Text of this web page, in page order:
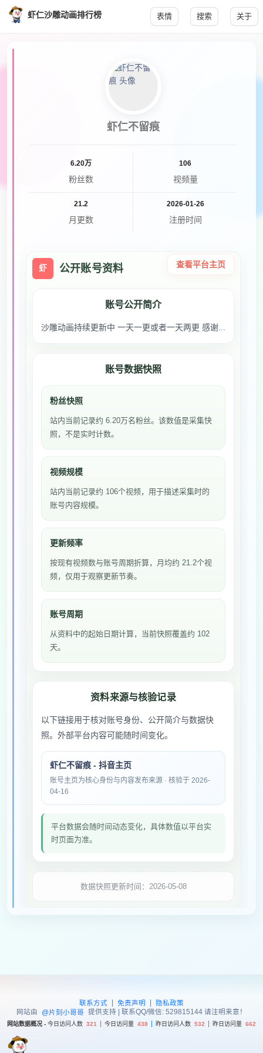
虾仁沙雕动画排行榜 表情 搜索 关于
虾仁不留痕
6.20万
粉丝数
106
视频量
21.2
月更数
2026-01-26
注册时间
虾 公开账号资料 查看平台主页
账号公开简介
沙雕动画持续更新中 一天一更或者一天两更 感谢...
账号数据快照
粉丝快照
站内当前记录约 6.20万名粉丝。该数值是采集快
照，不是实时计数。
视频规模
站内当前记录约 106个视频，用于描述采集时的
账号内容规模。
更新频率
按现有视频数与账号周期折算，月均约 21.2个视
频，仅用于观察更新节奏。
账号周期
从资料中的起始日期计算，当前快照覆盖约 102
天。
资料来源与核验记录
以下链接用于核对账号身份、公开简介与数据快
照。外部平台内容可能随时间变化。
虾仁不留痕 - 抖音主页
账号主页为核心身份与内容发布来源 · 核验于 2026-
04-16
平台数据会随时间动态变化，具体数值以平台实
时页面为准。
数据快照更新时间：2026-05-08
联系方式 | 免责声明 |
隐私政策
网站由
@片刻小哥哥 提供支持 | 联系QQ/微信: 529815144 请注明来意！
网站数据概况 - 今日访问人数 321 今日访问量 438 昨日访问人数 532 昨日访问量 662